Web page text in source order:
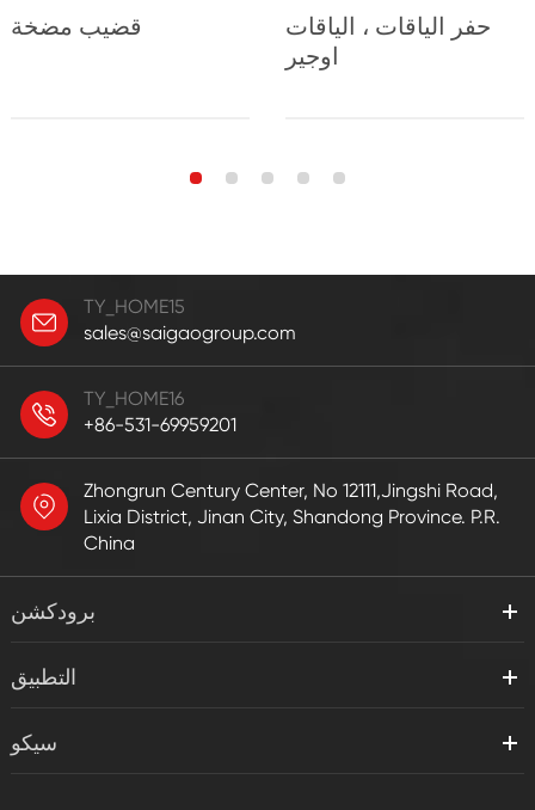
قضيب مضخة
حفر الياقات ، الياقات
اوجير
TY_HOME15
sales@saigaogroup.com
TY_HOME16
+86-531-69959201
Zhongrun Century Center, No 12111,Jingshi Road,
Lixia District, Jinan City, Shandong Province. P.R.
China
برودكشن
التطبيق
سيكو